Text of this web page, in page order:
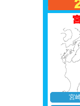
宮